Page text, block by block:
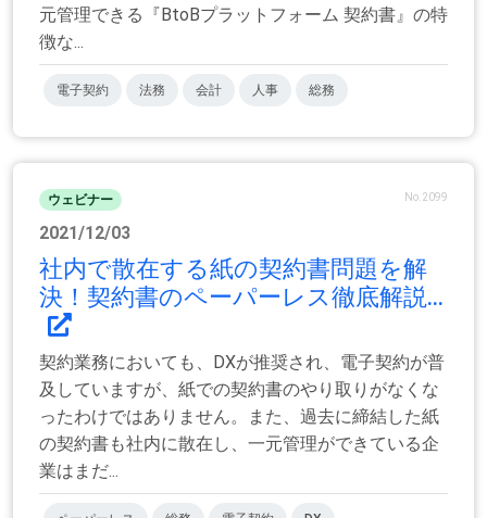
元管理できる『BtoBプラットフォーム 契約書』の特
徴な...
電子契約 法務 会計 人事 総務
ウェビナー No.2099
2021/12/03
社内で散在する紙の契約書問題を解
決！契約書のペーパーレス徹底解説...
契約業務においても、DXが推奨され、電子契約が普
及していますが、紙での契約書のやり取りがなくな
ったわけではありません。また、過去に締結した紙
の契約書も社内に散在し、一元管理ができている企
業はまだ...